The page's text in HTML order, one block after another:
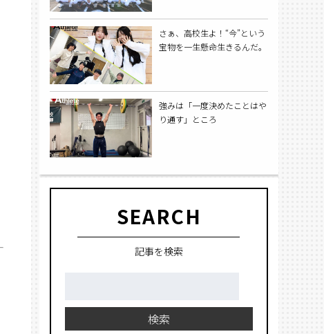
さぁ、高校生よ！“今”という
宝物を一生懸命生きるんだ。
強みは「一度決めたことはや
り通す」ところ
SEARCH
記事を検索
検索